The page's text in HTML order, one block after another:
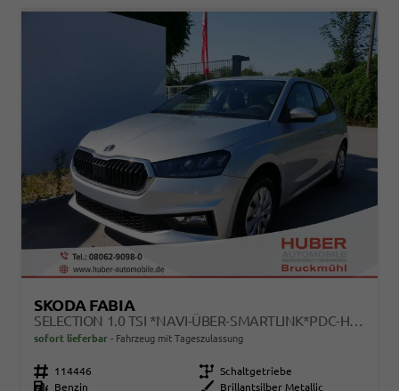
SKODA FABIA
SELECTION 1.0 TSI *NAVI-ÜBER-SMARTLINK*PDC-HI*LED*SHZ*KLIMA*RADIO
sofort lieferbar Fahrzeug mit Tageszulassung
Fahrzeugnr. 114446 Getriebe Schaltgetriebe
Kraftstoff
Benzin Außenfarbe Brillantsilber Metallic